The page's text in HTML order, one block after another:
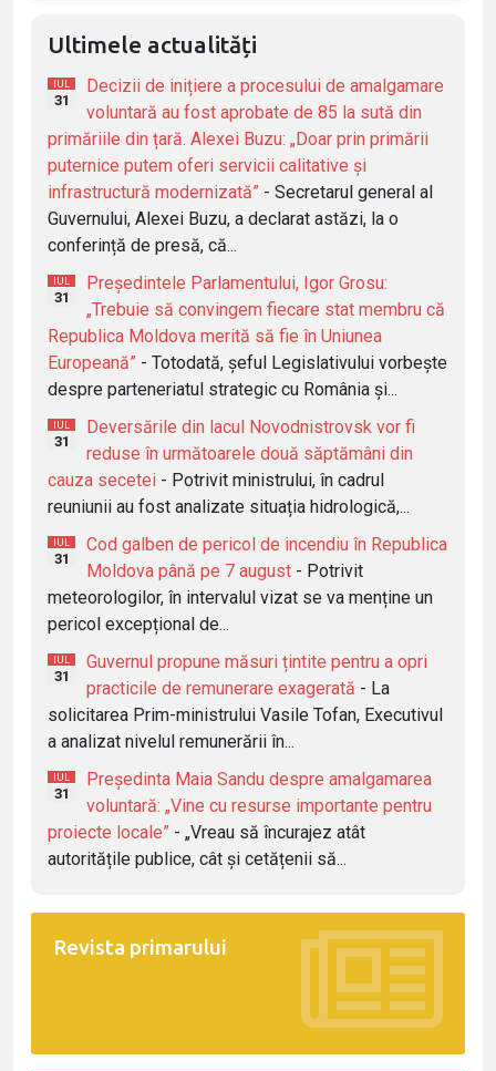
Ultimele actualități
IUL
31
Decizii de inițiere a procesului de amalgamare
voluntară au fost aprobate de 85 la sută din
primăriile din țară. Alexei Buzu: „Doar prin primării
puternice putem oferi servicii calitative și
infrastructură modernizată” - Secretarul general al
Guvernului, Alexei Buzu, a declarat astăzi, la o
conferință de presă, că...
IUL
31
Președintele Parlamentului, Igor Grosu:
„Trebuie să convingem fiecare stat membru că
Republica Moldova merită să fie în Uniunea
Europeană” - Totodată, șeful Legislativului vorbește
despre parteneriatul strategic cu România și...
IUL
31
Deversările din lacul Novodnistrovsk vor fi
reduse în următoarele două săptămâni din
cauza secetei - Potrivit ministrului, în cadrul
reuniunii au fost analizate situația hidrologică,...
IUL
31
Cod galben de pericol de incendiu în Republica
Moldova până pe 7 august - Potrivit
meteorologilor, în intervalul vizat se va menține un
pericol excepțional de...
IUL
31
Guvernul propune măsuri țintite pentru a opri
practicile de remunerare exagerată - La
solicitarea Prim-ministrului Vasile Tofan, Executivul
a analizat nivelul remunerării în...
IUL
31
Președinta Maia Sandu despre amalgamarea
voluntară: „Vine cu resurse importante pentru
proiecte locale” - „Vreau să încurajez atât
autoritățile publice, cât și cetățenii să...
Revista primarului